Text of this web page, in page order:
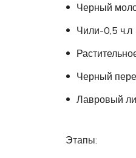
Черный
Чили-0,5 ч.л
Черный
Лавровый
Этапы: